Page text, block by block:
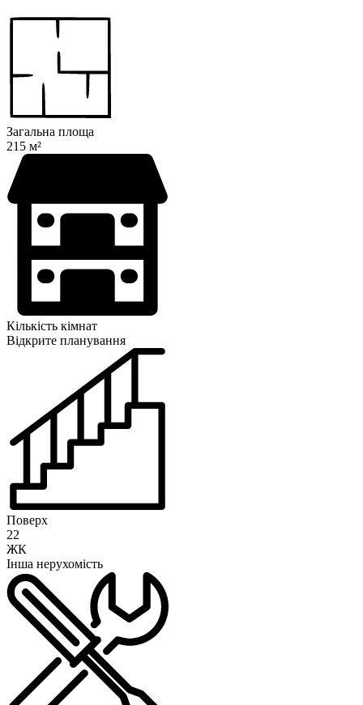
Загальна площа
215 м²
Кількість кімнат
Відкрите планування
Поверх
22
ЖК
Інша нерухомість